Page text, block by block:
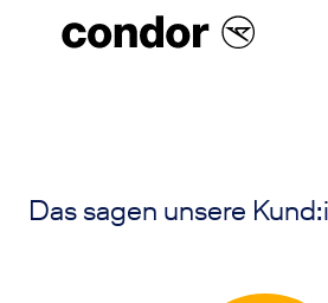
Das sagen unsere